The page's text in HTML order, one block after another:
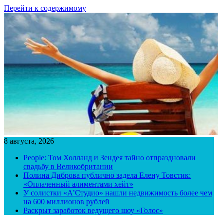
Перейти к содержимому
8 августа, 2026
People: Том Холланд и Зендея тайно отпраздновали
свадьбу в Великобритании
Полина Диброва публично задела Елену Товстик:
«Оплаченный алиментами хейт»
У солистки «А’Студио» нашли недвижимость более чем
на 600 миллионов рублей
Раскрыт заработок ведущего шоу «Голос»